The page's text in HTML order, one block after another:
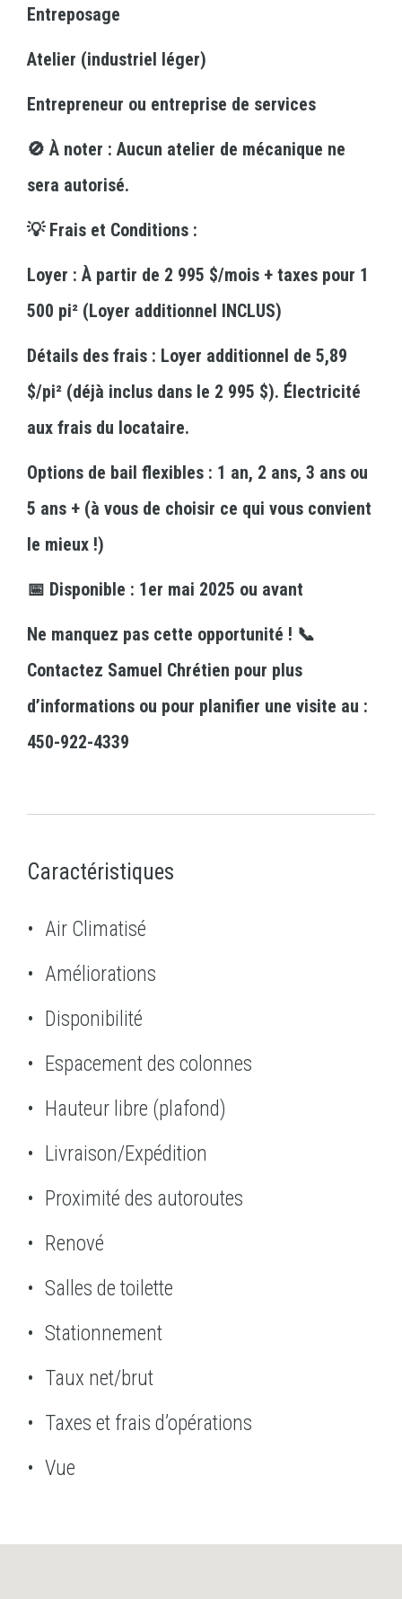
Entreposage
Atelier (industriel léger)
Entrepreneur ou entreprise de services
🚫 À noter : Aucun atelier de mécanique ne
sera autorisé.
💡 Frais et Conditions :
Loyer : À partir de 2 995 $/mois + taxes pour 1
500 pi² (Loyer additionnel INCLUS)
Détails des frais : Loyer additionnel de 5,89
$/pi² (déjà inclus dans le 2 995 $). Électricité
aux frais du locataire.
Options de bail flexibles : 1 an, 2 ans, 3 ans ou
5 ans + (à vous de choisir ce qui vous convient
le mieux !)
📅 Disponible : 1er mai 2025 ou avant
Ne manquez pas cette opportunité ! 📞
Contactez Samuel Chrétien pour plus
d’informations ou pour planifier une visite au :
450-922-4339
Caractéristiques
Air Climatisé
Améliorations
Disponibilité
Espacement des colonnes
Hauteur libre (plafond)
Livraison/Expédition
Proximité des autoroutes
Renové
Salles de toilette
Stationnement
Taux net/brut
Taxes et frais d’opérations
Vue